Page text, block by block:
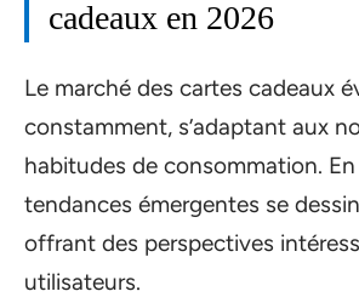
cadeaux en 2026
Le marché des cartes cadeaux
constamment, s’adaptant aux
habitudes de consommation.
tendances émergentes se
offrant des perspectives
utilisateurs.